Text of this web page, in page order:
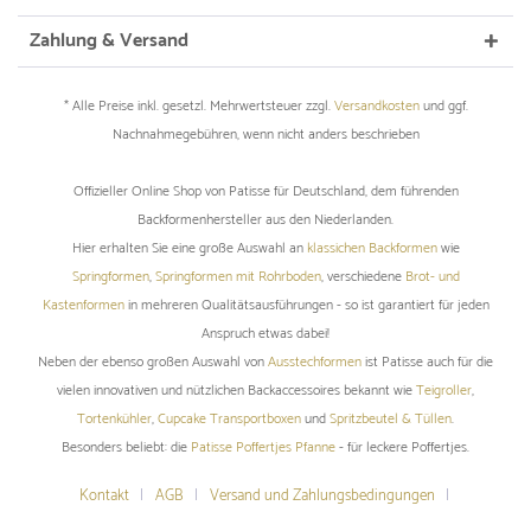
Zahlung & Versand
* Alle Preise inkl. gesetzl. Mehrwertsteuer zzgl.Versandkostenund ggf.
Nachnahmegebühren, wenn nicht anders beschrieben
Offizieller Online Shop von Patisse für Deutschland, dem führenden
Backformenhersteller aus den Niederlanden.
Hier erhalten Sie eine große Auswahl an klassichen Backformenwie
Springformen,Springformen mit Rohrboden, verschiedene Brot- und
Kastenformenin mehreren Qualitätsausführungen - so ist garantiert für jeden
Anspruch etwas dabei!
Neben der ebenso großen Auswahl vonAusstechformenist Patisse auch für die
vielen innovativen und nützlichen Backaccessoires bekannt wieTeigroller,
Tortenkühler,Cupcake TransportboxenundSpritzbeutel & Tüllen.
Besonders beliebt: die Patisse Poffertjes Pfanne- für leckere Poffertjes.
Kontakt AGB
Versand und Zahlungsbedingungen